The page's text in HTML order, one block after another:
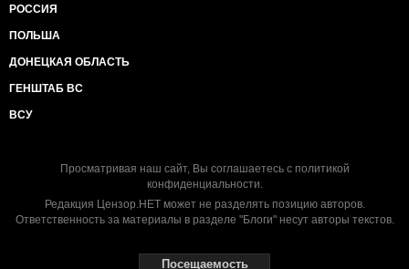
РОССИЯ
ПОЛЬША
ДОНЕЦКАЯ ОБЛАСТЬ
ГЕНШТАБ ВС
ВСУ
Просматривая наш сайт, Вы соглашаетесь с политикой
конфиденциальности.
Редакция Цензор.НЕТ может не разделять позицию авторов.
Ответственность за материалы в разделе "Блоги" несут авторы текстов.
Посещаемость